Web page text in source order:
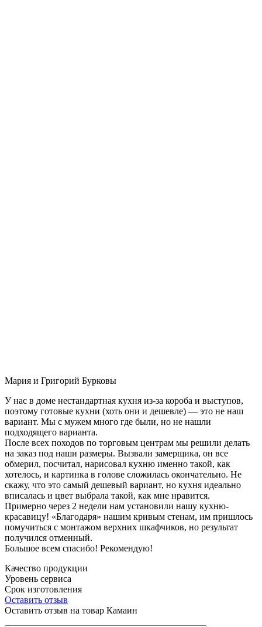
Мария и Григорий Бурковы
У нас в доме нестандартная кухня из-за короба и выступов,
поэтому готовые кухни (хоть они и дешевле) — это не наш
вариант. Мы с мужем много где были, но не нашли
подходящего варианта.
После всех походов по торговым центрам мы решили делать
на заказ под наши размеры. Вызвали замерщика, он все
обмерил, посчитал, нарисовал кухню именно такой, как
хотелось, и картинка в голове сложилась окончательно. Не
скажу, что это самый дешевый вариант, но кухня идеально
вписалась и цвет выбрала такой, как мне нравится.
Примерно через 2 недели нам установили нашу кухню-
красавицу! «Благодаря» нашим кривым стенам, им пришлось
помучиться с монтажом верхних шкафчиков, но результат
получился отменный.
Большое всем спасибо! Рекомендую!
Качество продукции
Уровень сервиса
Срок изготовления
Оставить отзыв
Оставить отзыв на товар Камаин